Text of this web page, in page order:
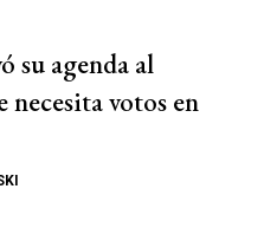
su agenda al
necesita votos en